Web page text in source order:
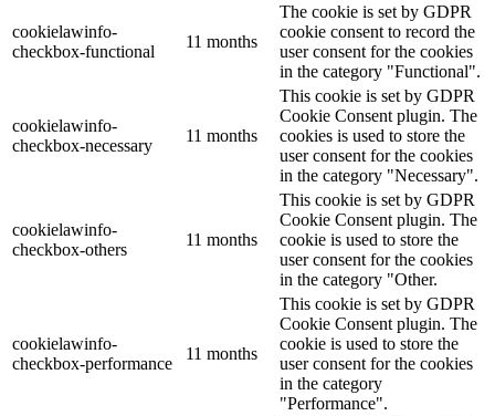
cookielawinfo-
checkbox-functional
11 months
The cookie is set by GDPR
cookie consent to record the
user consent for the cookies
in the category "Functional".
cookielawinfo-
checkbox-necessary
11 months
This cookie is set by GDPR
Cookie Consent plugin. The
cookies is used to store the
user consent for the cookies
in the category "Necessary".
cookielawinfo-
checkbox-others
11 months
This cookie is set by GDPR
Cookie Consent plugin. The
cookie is used to store the
user consent for the cookies
in the category "Other.
cookielawinfo-
checkbox-performance
11 months
This cookie is set by GDPR
Cookie Consent plugin. The
cookie is used to store the
user consent for the cookies
in the category
"Performance".